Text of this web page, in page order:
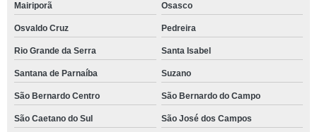
Mairiporã Osasco
Osvaldo Cruz Pedreira
Rio Grande da Serra Santa Isabel
Santana de Parnaíba Suzano
São Bernardo Centro São Bernardo do Campo
São Caetano do Sul São José dos Campos